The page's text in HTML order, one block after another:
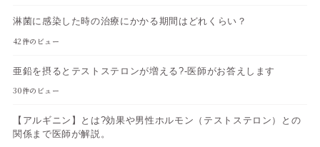
淋菌に感染した時の治療にかかる期間はどれくらい？
42件のビュー
亜鉛を摂るとテストステロンが増える?-医師がお答えします
30件のビュー
【アルギニン】とは?効果や男性ホルモン（テストステロン）との
関係まで医師が解説。